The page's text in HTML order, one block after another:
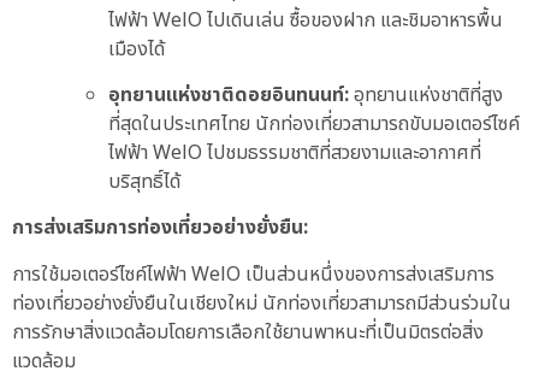
ไฟฟ้า WelO ไปเดินเล่น ซื้อของฝาก และชิมอาหารพื้น
เมืองได้
อุทยานแห่งชาติดอยอินทนนท์:อุทยานแห่งชาติที่สูง
ที่สุดในประเทศไทย นักท่องเที่ยวสามารถขับมอเตอร์ไซค์
ไฟฟ้า WelO ไปชมธรรมชาติที่สวยงามและอากาศที่
บริสุทธิ์ได้
การส่งเสริมการท่องเที่ยวอย่างยั่งยืน:
การใช้มอเตอร์ไซค์ไฟฟ้า WelO เป็นส่วนหนึ่งของการส่งเสริมการ
ท่องเที่ยวอย่างยั่งยืนในเชียงใหม่ นักท่องเที่ยวสามารถมีส่วนร่วมใน
การรักษาสิ่งแวดล้อมโดยการเลือกใช้ยานพาหนะที่เป็นมิตรต่อสิ่ง
แวดล้อม